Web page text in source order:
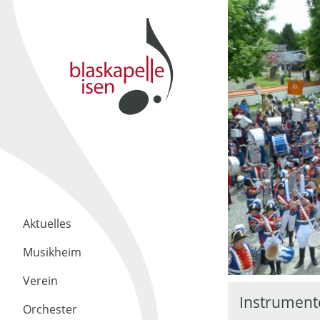
Aktuelles
Musikheim
Verein
Orchester